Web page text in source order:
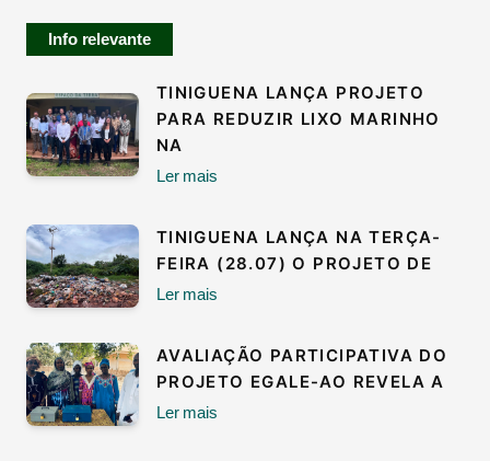
Info relevante
TINIGUENA LANÇA PROJETO
PARA REDUZIR LIXO MARINHO
NA
Ler mais
TINIGUENA LANÇA NA TERÇA-
FEIRA (28.07) O PROJETO DE
Ler mais
AVALIAÇÃO PARTICIPATIVA DO
PROJETO EGALE-AO REVELA A
Ler mais